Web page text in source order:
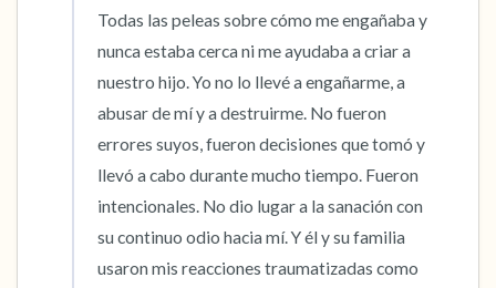
Todas las peleas sobre cómo me engañaba y
nunca estaba cerca ni me ayudaba a criar a
nuestro hijo. Yo no lo llevé a engañarme, a
abusar de mí y a destruirme. No fueron
errores suyos, fueron decisiones que tomó y
llevó a cabo durante mucho tiempo. Fueron
intencionales. No dio lugar a la sanación con
su continuo odio hacia mí. Y él y su familia
usaron mis reacciones traumatizadas como